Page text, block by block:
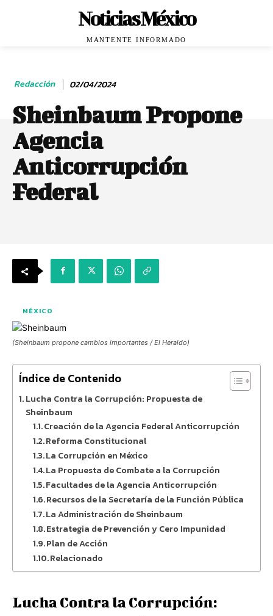
Noticias México
MANTENTE INFORMADO
Redacción 02/04/2024
Sheinbaum Propone
Agencia
Anticorrupción
Federal
MÉXICO
(Sheinbaum propone cambios importantes / El Heraldo)
Índice de Contenido
Lucha Contra la Corrupción: Propuesta de
Sheinbaum
Creación de la Agencia Federal Anticorrupción
Reforma Constitucional
La Corrupción en México
La Propuesta de Combate a la Corrupción
Facultades de la Agencia Anticorrupción
Recursos de la Secretaría de la Función Pública
La Administración de Sheinbaum
Estrategia de Prevención y Cero Impunidad
Plan de Acción
Relacionado
Lucha Contra la Corrupción: